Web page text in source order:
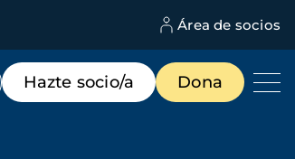
Área de socios
Menú
de
destacados
Hazte socio/a Dona